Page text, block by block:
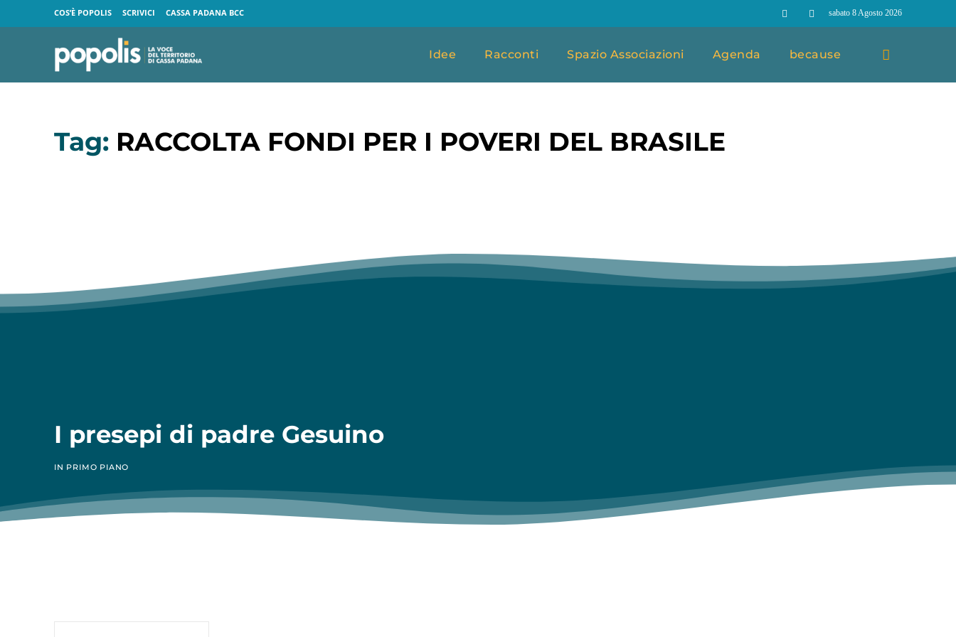
COS’È POPOLIS SCRIVICI CASSA PADANA BCC sabato 8 Agosto 2026
Idee Racconti Spazio Associazioni Agenda because
Tag: RACCOLTA FONDI PER I POVERI DEL BRASILE
I presepi di padre Gesuino
IN PRIMO PIANO